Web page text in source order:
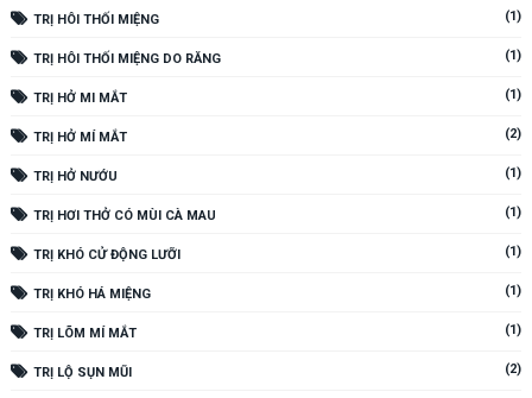
TRỊ HÔI THỐI MIỆNG (1)
TRỊ HÔI THỐI MIỆNG DO RĂNG (1)
TRỊ HỞ MI MẮT (1)
TRỊ HỞ MÍ MẮT (2)
TRỊ HỞ NƯỚU (1)
TRỊ HƠI THỞ CÓ MÙI CÀ MAU (1)
TRỊ KHÓ CỬ ĐỘNG LƯỠI (1)
TRỊ KHÓ HÁ MIỆNG (1)
TRỊ LÕM MÍ MẮT (1)
TRỊ LỘ SỤN MŨI (2)